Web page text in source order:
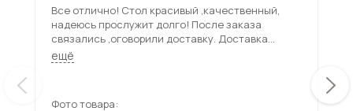
Все отлично! Стол красивый ,качественный,
надеюсь прослужит долго! После заказа
связались ,оговорили доставку. Доставка
привезла стол в срок , все проверили ! Спасибо
продавцу и доставке!
ещё
Фото товара: